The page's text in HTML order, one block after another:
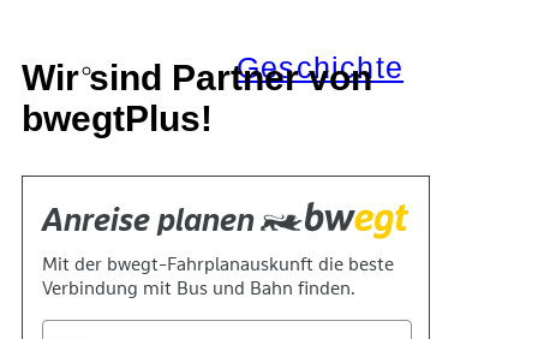
Geschichte
Technik
Wir sind Partner von
bwegtPlus!